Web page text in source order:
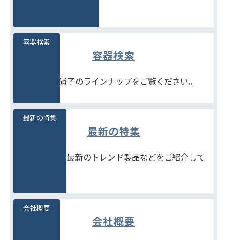
容器検索
豊富な石堂硝子のラインナップをご覧ください。
容器検索
最新の特集
季節商品や、最新のトレンド製品などをご紹介して
最新の特集
会社概要
会社概要